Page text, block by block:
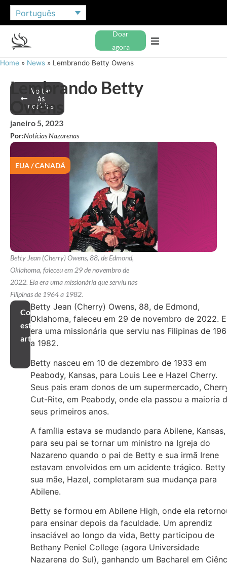
Português
Doar
agora
Home » News » Lembrando Betty Owens
Voltar
às
notícias
Lembrando Betty
Owens
janeiro 5, 2023
Por:Notícias Nazarenas
EUA / CANADÁ
Betty Jean (Cherry) Owens, 88, de Edmond,
Oklahoma, faleceu em 29 de novembro de
2022. Ela era uma missionária que serviu nas
Filipinas de 1964 a 1982.
Compartilhar
este
artigo
Betty Jean (Cherry) Owens, 88, de Edmond,
Oklahoma, faleceu em 29 de novembro de 2022.
era uma missionária que serviu nas Filipinas de
a 1982.
Betty nasceu em 10 de dezembro de 1933 em
Peabody, Kansas, para Louis Lee e Hazel Cherry.
Seus pais eram donos de um supermercado,
Cut-Rite, em Peabody, onde ela passou a maioria
seus primeiros anos.
A família estava se mudando para Abilene, Kansas,
para seu pai se tornar um ministro na Igreja do
Nazareno quando o pai de Betty e sua irmã Irene
estavam envolvidos em um acidente trágico. Betty
sua mãe, Hazel, completaram sua mudança para
Abilene.
Betty se formou em Abilene High, onde ela
para ensinar depois da faculdade. Um aprendiz
insaciável ao longo da vida, Betty participou de
Bethany Peniel College (agora Universidade
Nazarena do Sul), ganhando um Bacharel em